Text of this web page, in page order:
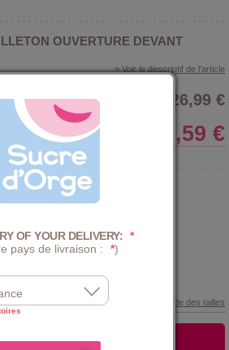
OUVERTURE DEVANT
> Voir le descriptif de l'article
26,99 €
21,59 €
6 Mois 9 Mois 12 Mois
Guide des tailles
AU PANIER
OF YOUR DELIVERY: *
pays de livraison :
*)